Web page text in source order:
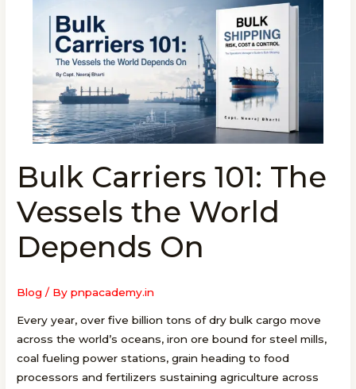
Bulk Carriers 101: The
Vessels the World
Depends On
Blog / Bypnpacademy.in
Every year, over five billion tons of dry bulk cargo move
across the world’s oceans, iron ore bound for steel mills,
coal fueling power stations, grain heading to food
processors and fertilizers sustaining agriculture across
Bulk
Carriers
101:
The
Vessels
Depends
On